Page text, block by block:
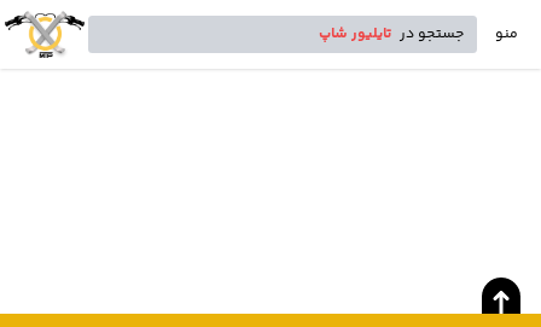
منو جستجو در تایلیور شاپ